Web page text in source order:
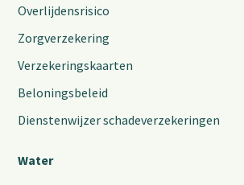
Overlijdensrisico
Zorgverzekering
Verzekeringskaarten
Beloningsbeleid
Dienstenwijzer schadeverzekeringen
Water